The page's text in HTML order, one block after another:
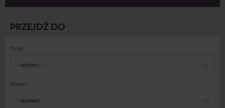
PRZEJDŹ DO
Dział:
- wybierz -
Numer:
- wybierz -